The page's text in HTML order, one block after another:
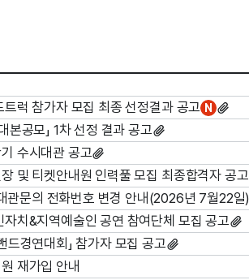
럭 참가자 모집 최종 선정결과 공고 N
본공모」 1차 선정 결과 공고
수시대관 공고
및 티켓안내원 인력풀 모집 최종합격자 공고
관문의 전화번호 변경 안내(2026년 7월22일)
치&지역예술인 공연 참여단체 모집 공고
드경연대회」 참가자 모집 공고
재가입 안내